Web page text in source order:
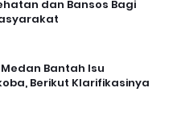
dan Bansos Bagi
Bantah Isu
Berikut Klarifikasinya